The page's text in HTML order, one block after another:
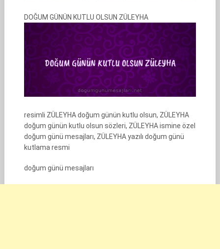
DOĞUM GÜNÜN KUTLU OLSUN ZÜLEYHA
resimli ZÜLEYHA doğum günün kutlu olsun, ZÜLEYHA
doğum günün kutlu olsun sözleri, ZÜLEYHA ismine özel
doğum günü mesajları, ZÜLEYHA yazılı doğum günü
kutlama resmi
doğum günü mesajları